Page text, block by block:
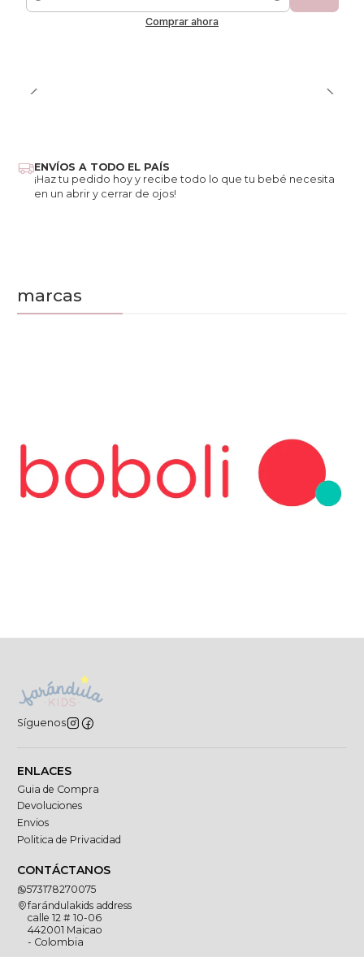
Cantidad
Comprar ahora
ENVÍOS A TODO EL PAÍS
¡Haz tu pedido hoy y recibe todo lo que tu bebé necesita
en un abrir y cerrar de ojos!
marcas
Síguenos
ENLACES
Guia de Compra
Devoluciones
Envios
Politica de Privacidad
CONTÁCTANOS
573178270075
farándulakids address
calle 12 # 10-06
442001 Maicao
- Colombia